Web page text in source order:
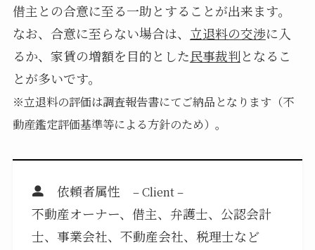
借主との合意に至る一助とすることが出来ます。
なお、合意に至らない場合は、 立退料の交渉に入
るか、家賃の増額を目的とした民事裁判となるこ
とが多いです。
※立退料の評価は調査報告書にてご納品となります（不
動産鑑定評価基準等による方針のため）。
依頼者属性 – Client –
不動産オーナー、借主、弁護士、公認会計
士、事業会社、不動産会社、税理士など